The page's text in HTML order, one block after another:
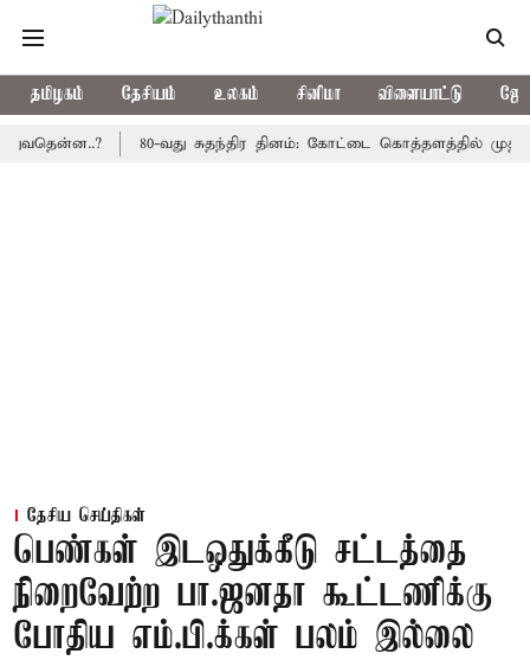
தமிழகம் தேசியம் உலகம் சினிமா விளையாட்டு
80-வது சுதந்திர தினம்: கோட்டை கொத்தளத்தில் முதல்
தேசிய செய்திகள்
பெண்கள் இடஒதுக்கீடு சட்டத்தை
நிறைவேற்ற பா.ஜனதா கூட்டணிக்கு
போதிய எம்.பி.க்கள் பலம் இல்லை